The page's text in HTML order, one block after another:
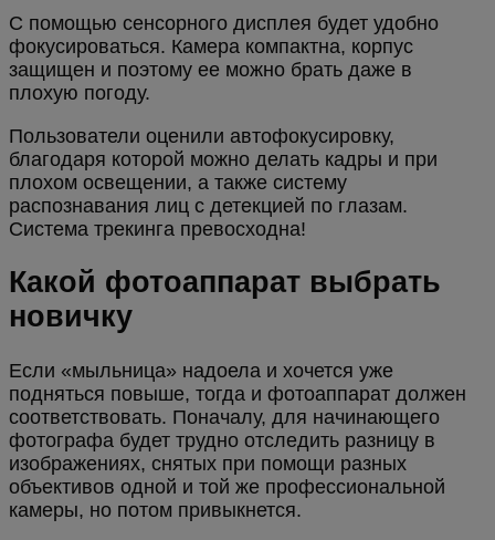
С помощью сенсорного дисплея будет удобно
фокусироваться. Камера компактна, корпус
защищен и поэтому ее можно брать даже в
плохую погоду.
Пользователи оценили автофокусировку,
благодаря которой можно делать кадры и при
плохом освещении, а также систему
распознавания лиц с детекцией по глазам.
Система трекинга превосходна!
Какой фотоаппарат выбрать
новичку
Если «мыльница» надоела и хочется уже
подняться повыше, тогда и фотоаппарат должен
соответствовать. Поначалу, для начинающего
фотографа будет трудно отследить разницу в
изображениях, снятых при помощи разных
объективов одной и той же профессиональной
камеры, но потом привыкнется.